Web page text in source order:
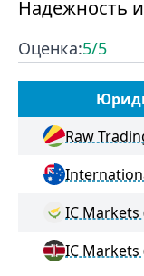
Надежность
Оценка:5/5
Raw
IC Markets
IC Markets